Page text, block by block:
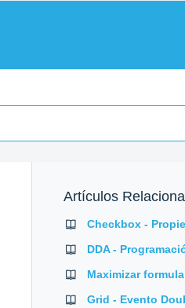
Artículos
Checkbox -
Maximizar
Grid - Evento